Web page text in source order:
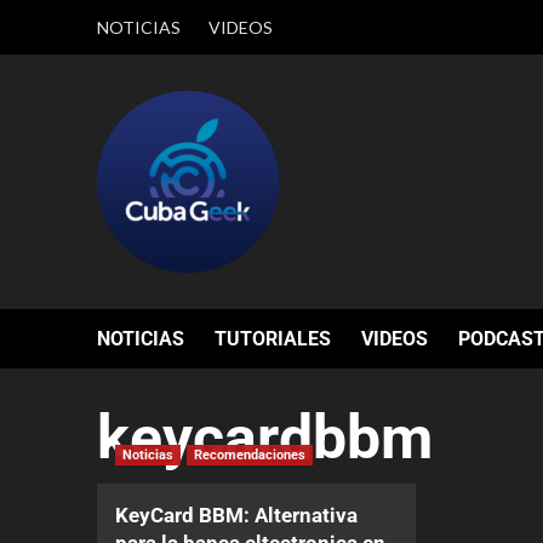
NOTICIAS VIDEOS
NOTICIAS TUTORIALES VIDEOS
keycardbbm
Noticias Recomendaciones
KeyCard BBM: Alternativa